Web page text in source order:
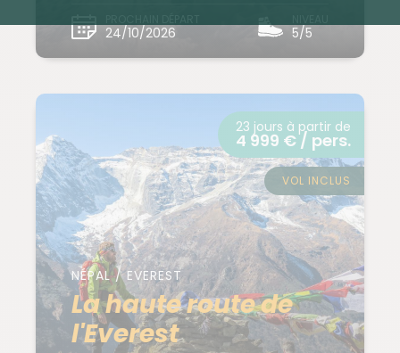
24/10/2026 5/5
NÉPAL / EVEREST
La haute route de
l'Everest
23 jours à partir de
4 999 € / pers.
VOL INCLUS